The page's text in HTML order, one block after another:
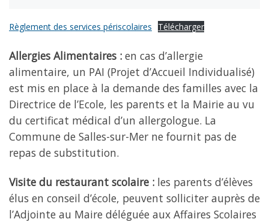
Règlement des services périscolaires Télécharger
Allergies Alimentaires : en cas d’allergie
alimentaire, un PAI (Projet d’Accueil Individualisé)
est mis en place à la demande des familles avec la
Directrice de l’Ecole, les parents et la Mairie au vu
du certificat médical d’un allergologue. La
Commune de Salles-sur-Mer ne fournit pas de
repas de substitution.
Visite du restaurant scolaire : les parents d’élèves
élus en conseil d’école, peuvent solliciter auprès de
l’Adjointe au Maire déléguée aux Affaires Scolaires